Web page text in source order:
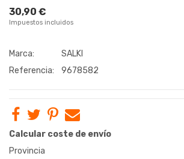
30,90 €
Impuestos incluidos
Marca:
SALKI
Referencia:
9678582
Calcular coste de envío
Provincia